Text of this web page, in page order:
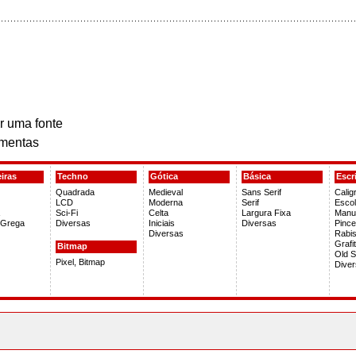
uma fonte
Techno
Quadrada
LCD
Sci-Fi
Diversas
Bitmap
Pixel, Bitmap
Gótica
Medieval
Moderna
Celta
Iniciais
Diversas
Básica
Sans Serif
Serif
Largura Fixa
Diversas
Old